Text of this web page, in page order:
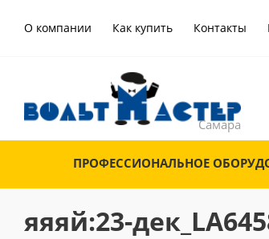
О компании Как купить Контакты
ПРОФЕССИОНАЛЬНОЕ
яяяй:23-